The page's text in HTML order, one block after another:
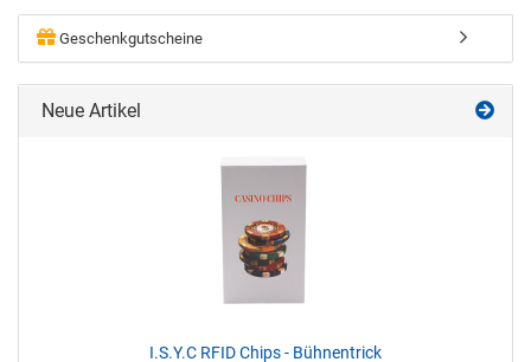
Geschenkgutscheine
Neue Artikel
I.S.Y.C RFID Chips - Bühnentrick